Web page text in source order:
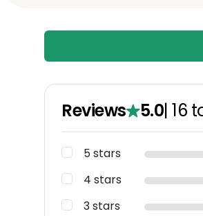
Reviews 5.0|16
5 stars
4 stars
3 stars